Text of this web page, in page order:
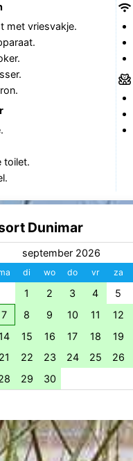
met vriesvakje.
toilet.
Dunimar
september 2026
di wo do vr za
1 2 3 4 5
7 8 9 10 11 12
15 16 17 18 19
21 22 23 24 25 26
29 30